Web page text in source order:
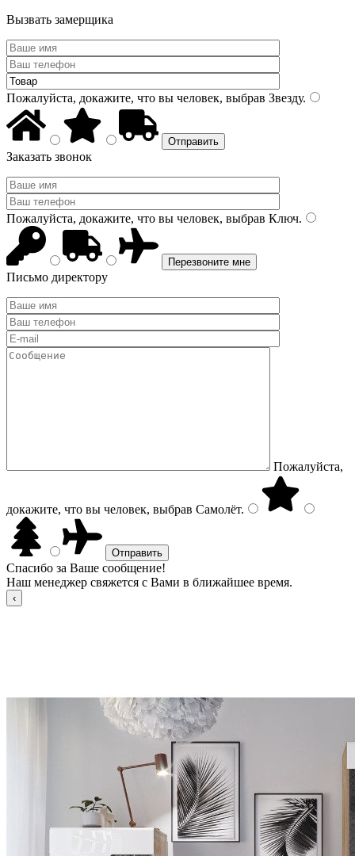
Вызвать замерщика
Пожалуйста, докажите, что вы человек, выбрав Звезду.
Заказать звонок
Пожалуйста, докажите, что вы человек, выбрав Ключ.
Письмо директору
Пожалуйста,
докажите, что вы человек, выбрав Самолёт.
Спасибо за Ваше сообщение!
Наш менеджер свяжется с Вами в ближайшее время.